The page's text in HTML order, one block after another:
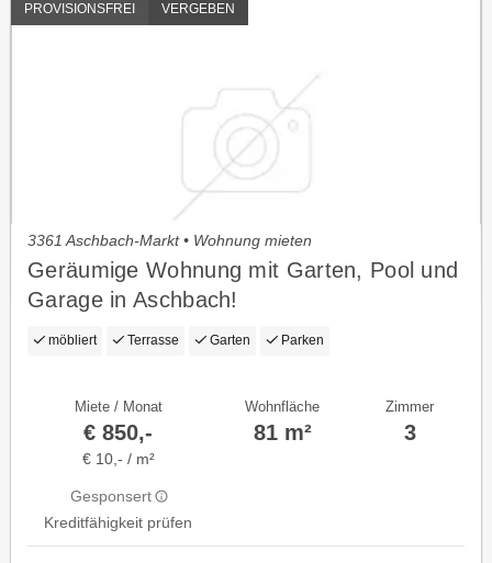
PROVISIONSFREI VERGEBEN
3361 Aschbach-Markt • Wohnung mieten
Geräumige Wohnung mit Garten, Pool und
Garage in Aschbach!
möbliert Terrasse Garten Parken
Miete / Monat
€ 850,-
€ 10,- / m²
Gesponsert
Kreditfähigkeit prüfen
Wohnfläche
81 m²
Zimmer
3